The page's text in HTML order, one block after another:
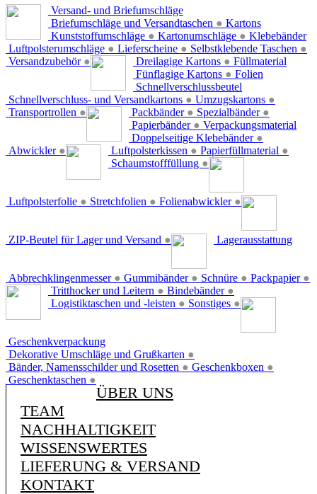
Versand- und Briefumschläge
Briefumschläge und Versandtaschen ●
Kunststoffumschläge ● Kartonumschläge ●
Luftpolsterumschläge ● Lieferscheine ● Selbstklebende Taschen ●
Versandzubehör ●
Kartons
Dreilagige Kartons ●
Fünflagige Kartons ●
Schnellverschluss- und Versandkartons ● Umzugskartons ●
Transportrollen ●
Klebebänder
Packbänder ● Spezialbänder ●
Papierbänder ●
Doppelseitige Klebebänder ●
Abwickler ●
Füllmaterial
Luftpolsterkissen ● Papierfüllmaterial ●
Schaumstofffüllung ●
Folien
Luftpolsterfolie ● Stretchfolien ● Folienabwickler ●
Schnellverschlussbeutel
ZIP-Beutel für Lager und Versand ●
Verpackungsmaterial
Abbrechklingenmesser ● Gummibänder ● Schnüre ● Packpapier ●
Lagerausstattung
Tritthocker und Leitern ● Bindebänder ●
Logistiktaschen und -leisten ● Sonstiges ●
Geschenkverpackung
Dekorative Umschläge und Grußkarten ●
Bänder, Namensschilder und Rosetten ● Geschenkboxen ●
Geschenktaschen ●
ÜBER UNS
TEAM
NACHHALTIGKEIT
WISSENSWERTES
LIEFERUNG & VERSAND
KONTAKT